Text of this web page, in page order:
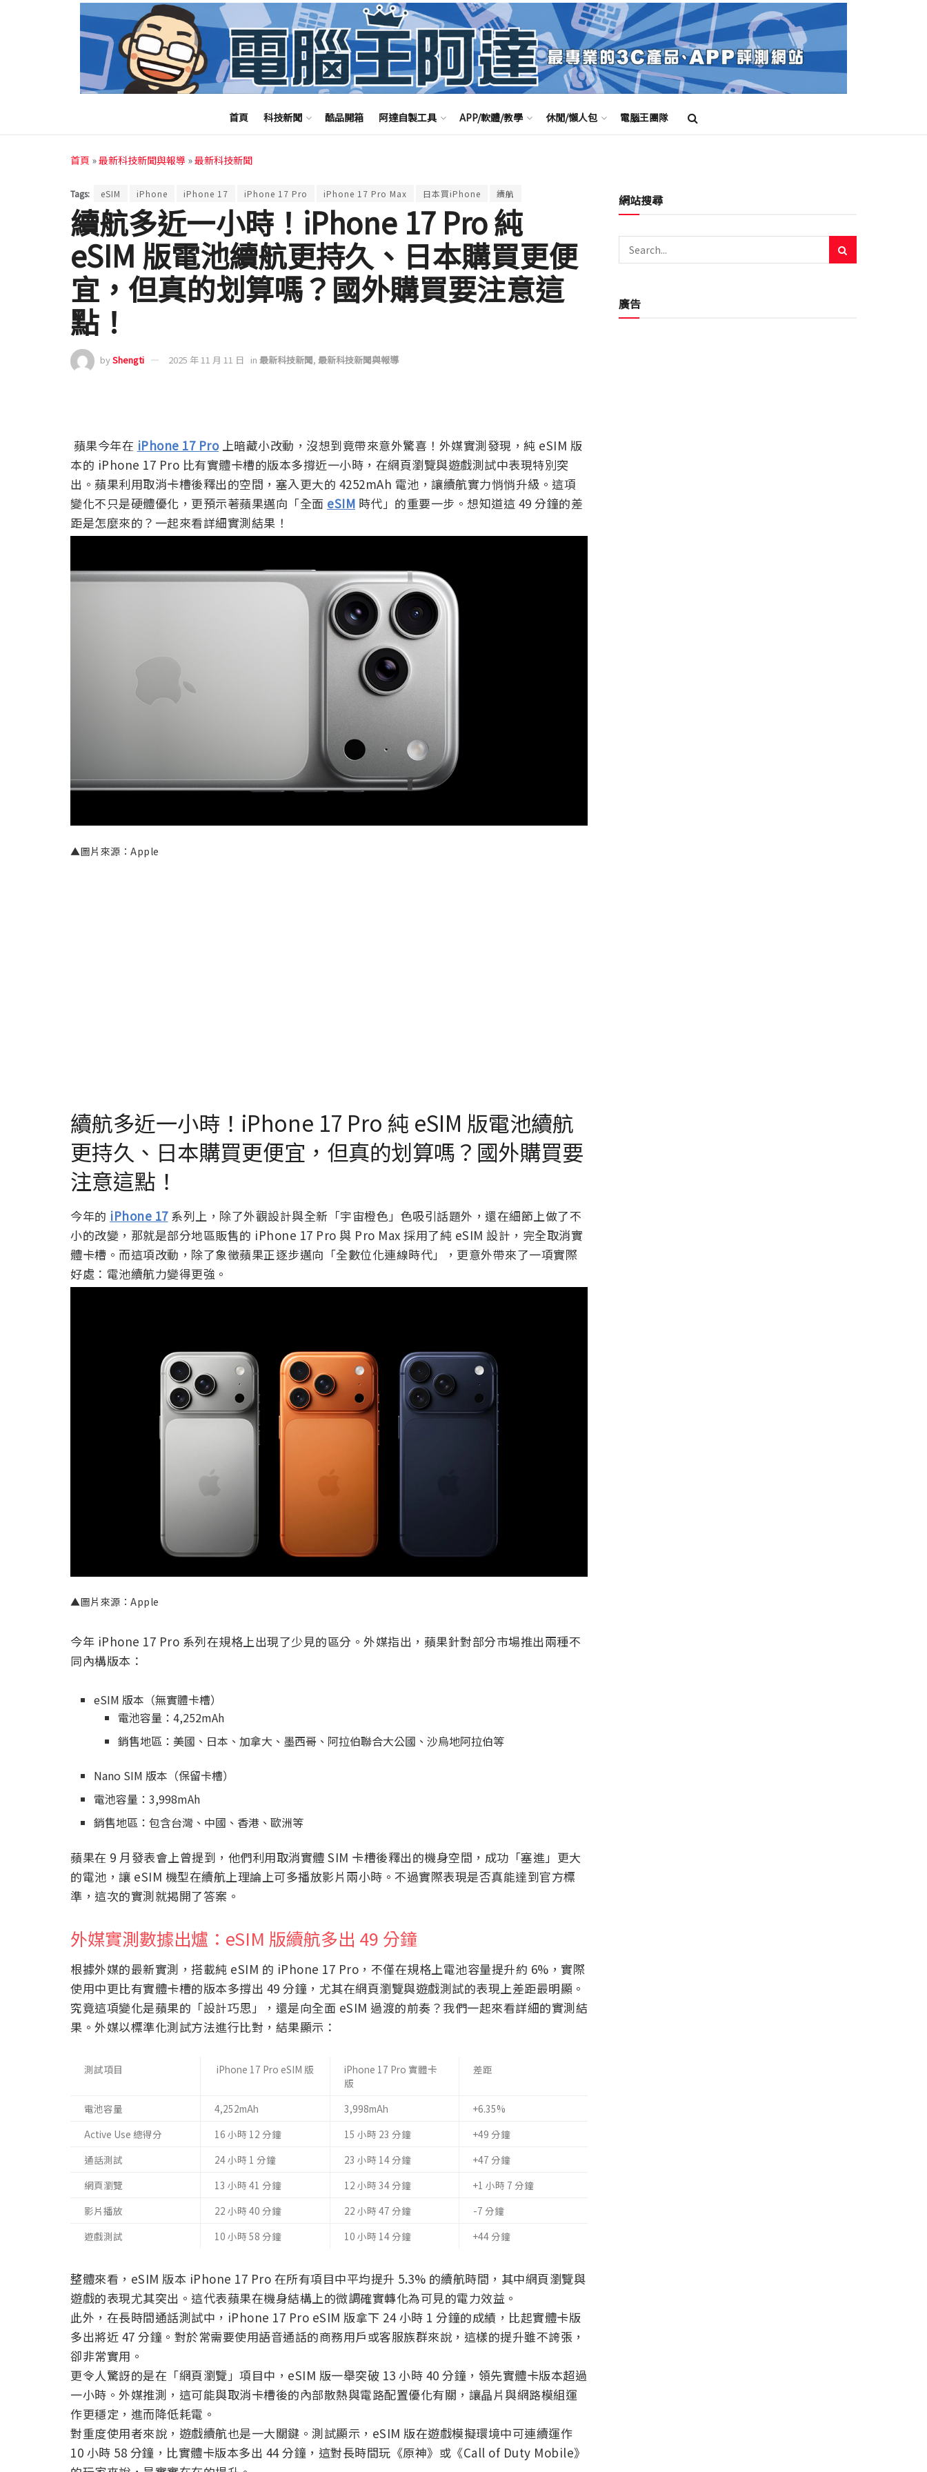
首頁 科技新聞 酷品開箱 阿達自製工具 APP/軟體/教學 休閒/懶人包 電腦王團隊
首頁 »最新科技新聞與報導 »最新科技新聞
Tags: eSIM iPhone iPhone 17 iPhone 17 Pro iPhone 17 Pro Max 日本買iPhone 續航
續航多近一小時！iPhone 17 Pro 純
eSIM 版電池續航更持久、日本購買更便
宜，但真的划算嗎？國外購買要注意這
點！
byShengti 2025 年 11 月 11 日 in 最新科技新聞, 最新科技新聞與報導
蘋果今年在 iPhone 17 Pro上暗藏小改動，沒想到竟帶來意外驚喜！外媒實測發現，純 eSIM 版
本的 iPhone 17 Pro 比有實體卡槽的版本多撐近一小時，在網頁瀏覽與遊戲測試中表現特別突
出。蘋果利用取消卡槽後釋出的空間，塞入更大的 4252mAh 電池，讓續航實力悄悄升級。這項
變化不只是硬體優化，更預示著蘋果邁向「全面 eSIM 時代」的重要一步。想知道這 49 分鐘的差
距是怎麼來的？一起來看詳細實測結果！
▲圖片來源：Apple
續航多近一小時！iPhone 17 Pro 純 eSIM 版電池續航
更持久、日本購買更便宜，但真的划算嗎？國外購買要
注意這點！
今年的 iPhone 17 系列上，除了外觀設計與全新「宇宙橙色」色吸引話題外，還在細節上做了不
小的改變，那就是部分地區販售的 iPhone 17 Pro 與 Pro Max 採用了純 eSIM 設計，完全取消實
體卡槽。而這項改動，除了象徵蘋果正逐步邁向「全數位化連線時代」，更意外帶來了一項實際
好處：電池續航力變得更強。
▲圖片來源：Apple
今年 iPhone 17 Pro 系列在規格上出現了少見的區分。外媒指出，蘋果針對部分市場推出兩種不
同內構版本：
eSIM 版本（無實體卡槽）
電池容量：4,252mAh
銷售地區：美國、日本、加拿大、墨西哥、阿拉伯聯合大公國、沙烏地阿拉伯等
Nano SIM 版本（保留卡槽）
電池容量：3,998mAh
銷售地區：包含台灣、中國、香港、歐洲等
蘋果在 9 月發表會上曾提到，他們利用取消實體 SIM 卡槽後釋出的機身空間，成功「塞進」更大
的電池，讓 eSIM 機型在續航上理論上可多播放影片兩小時。不過實際表現是否真能達到官方標
準，這次的實測就揭開了答案。
外媒實測數據出爐：eSIM 版續航多出 49 分鐘
根據外媒的最新實測，搭載純 eSIM 的 iPhone 17 Pro，不僅在規格上電池容量提升約 6%，實際
使用中更比有實體卡槽的版本多撐出 49 分鐘，尤其在網頁瀏覽與遊戲測試的表現上差距最明顯。
究竟這項變化是蘋果的「設計巧思」，還是向全面 eSIM 過渡的前奏？我們一起來看詳細的實測結
果。外媒以標準化測試方法進行比對，結果顯示：
測試項目 iPhone 17 Pro eSIM 版
iPhone 17 Pro 實體卡
版
差距
電池容量 4,252mAh 3,998mAh
+6.35%
Active Use 總得分
16 小時 12 分鐘 15 小時 23 分鐘
+49 分鐘
通話測試
24 小時 1 分鐘 23 小時 14 分鐘
+47 分鐘
網頁瀏覽
13 小時 41 分鐘 12 小時 34 分鐘
+1 小時 7 分鐘
影片播放
22 小時 40 分鐘 22 小時 47 分鐘
-7 分鐘
遊戲測試
10 小時 58 分鐘 10 小時 14 分鐘 +44 分鐘
整體來看，eSIM 版本 iPhone 17 Pro 在所有項目中平均提升 5.3% 的續航時間，其中網頁瀏覽與
遊戲的表現尤其突出。這代表蘋果在機身結構上的微調確實轉化為可見的電力效益。
此外，在長時間通話測試中，iPhone 17 Pro eSIM 版拿下 24 小時 1 分鐘的成績，比起實體卡版
多出將近 47 分鐘。對於常需要使用語音通話的商務用戶或客服族群來說，這樣的提升雖不誇張，
卻非常實用。
更令人驚訝的是在「網頁瀏覽」項目中，eSIM 版一舉突破 13 小時 40 分鐘，領先實體卡版本超過
一小時。外媒推測，這可能與取消卡槽後的內部散熱與電路配置優化有關，讓晶片與網路模組運
作更穩定，進而降低耗電。
對重度使用者來說，遊戲續航也是一大關鍵。測試顯示，eSIM 版在遊戲模擬環境中可連續運作
10 小時 58 分鐘，比實體卡版本多出 44 分鐘，這對長時間玩《原神》或《Call of Duty Mobile》
網站搜尋
廣告